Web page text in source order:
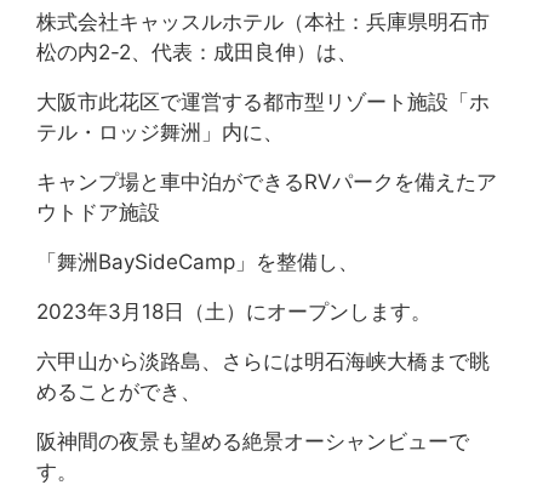
GRILL
Experience
News & Topics
施設紹介 お問い合わせ
株式会社キャッスルホテル（本社：兵庫県明石市
松の内2-2、代表：成田良伸）は、
大阪市此花区で運営する都市型リゾート施設「ホ
テル・ロッジ舞洲」内に、
キャンプ場と車中泊ができるRVパークを備えたア
ウトドア施設
「舞洲BaySideCamp」を整備し、
2023年3月18日（土）にオープンします。
六甲山から淡路島、さらには明石海峡大橋まで眺
めることができ、
阪神間の夜景も望める絶景オーシャンビューで
す。